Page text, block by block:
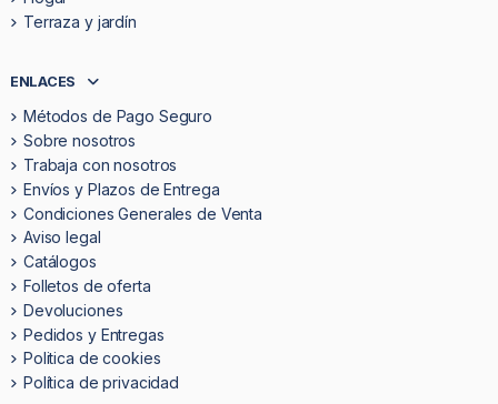
Terraza y jardín
ENLACES
Métodos de Pago Seguro
Sobre nosotros
Trabaja con nosotros
Envíos y Plazos de Entrega
Condiciones Generales de Venta
Aviso legal
Catálogos
Folletos de oferta
Devoluciones
Pedidos y Entregas
Politica de cookies
Política de privacidad